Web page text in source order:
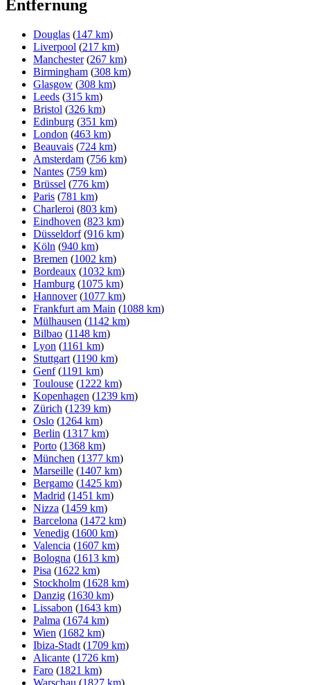
Entfernung
Douglas (147 km)
Liverpool (217 km)
Manchester(267 km)
Birmingham (308 km)
Glasgow (308 km)
Leeds (315 km)
Bristol (326 km)
Edinburg (351 km)
London (463 km)
Beauvais (724 km)
Amsterdam (756 km)
Nantes (759 km)
Brüssel (776 km)
Paris (781 km)
Charleroi (803 km)
Eindhoven (823 km)
Düsseldorf(916 km)
Köln (940 km)
Bremen (1002 km)
Bordeaux (1032 km)
Hamburg (1075 km)
Hannover(1077 km)
Frankfurt am Main (1088 km)
Mülhausen (1142 km)
Bilbao (1148 km)
Lyon (1161 km)
Stuttgart (1190 km)
Genf(1191 km)
Toulouse (1222 km)
Kopenhagen (1239 km)
Zürich (1239 km)
Oslo (1264 km)
Berlin (1317 km)
Porto (1368 km)
München (1377 km)
Marseille (1407 km)
Bergamo (1425 km)
Madrid (1451 km)
Nizza (1459 km)
Barcelona (1472 km)
Venedig (1600 km)
Valencia (1607 km)
Bologna (1613 km)
Pisa (1622 km)
Stockholm (1628 km)
Danzig (1630 km)
Lissabon (1643 km)
Palma (1674 km)
Wien (1682 km)
Ibiza-Stadt (1709 km)
Alicante (1726 km)
Faro (1821 km)